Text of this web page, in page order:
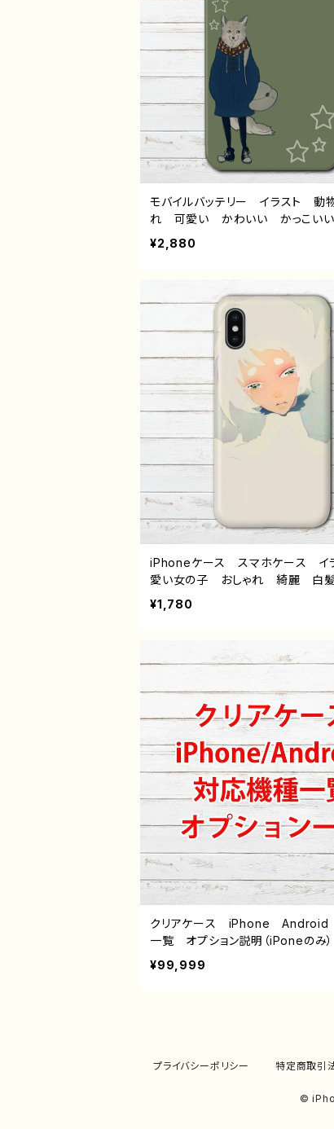
モバイルバッテリー イラスト 動
れ 可愛い かわいい かっこい
み 狼 オオカミ iPhone 軽
女性 男性 メンズ おすすめ
オリジナル デザイン グッズ 充
トル：マチアワセ（狼さん） 作：黒
¥2,880
iPhoneケース スマホケース イ
愛い女の子 おしゃれ 綺麗
ショートカット ボブヘア
2/11 AQUOS Xperia
すめ 個性的 人気 イラストレ
師 クリエイター オリジナル デ
¥1,780
クリアケース iPhone Android
一覧 オプション説明（iPoneのみ）
¥99,999
プライバシーポリシー 特定商取引
©